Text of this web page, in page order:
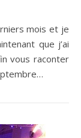
que j’ai
vous raconter